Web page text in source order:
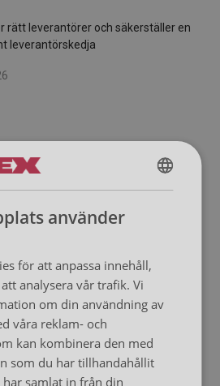
rätt leverantörer och säkerställer en
leverantörskedja
SWEDISH
ENGLISH TRANSLATION
använder
för att anpassa innehåll,
analysera vår trafik. Vi
om din användning av
våra reklam- och
kan kombinera den med
som du har tillhandahållit
samlat in från din